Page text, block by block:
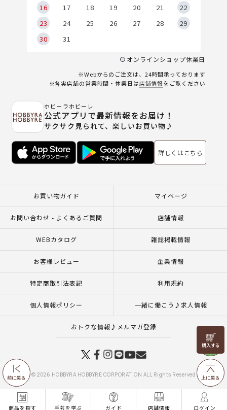
商品を探す 手芸を学ぶ ガイド 店舗情報 ログイン
前に戻る
リリヤン
フェア
上に戻る
16
17 18 19 20 21
22
23
24 25 26 27 28
29
30
31
オンラインショップ休業日
※Webからのご注文は、24時間承っております
※各実店舗の営業時間・休業日は店舗情報をご覧ください
ホビーラホビーレ
公式アプリで最新情報をお届け！
サクサク見られて、楽しいお買い物♪
詳しくはこちら
お買い物ガイド マイページ
お問い合わせ - よくあるご質問 店舗情報
WEBカタログ 雑誌掲載情報
お客様レビュー 企業情報
特定商取引法表記 利用規約
個人情報ポリシー 一緒に働こう♪求人情報
おトクな情報♪メルマガ登録
© 2026 HOBBYRA HOBBYRE CORPORATION ALL Rights Reserved